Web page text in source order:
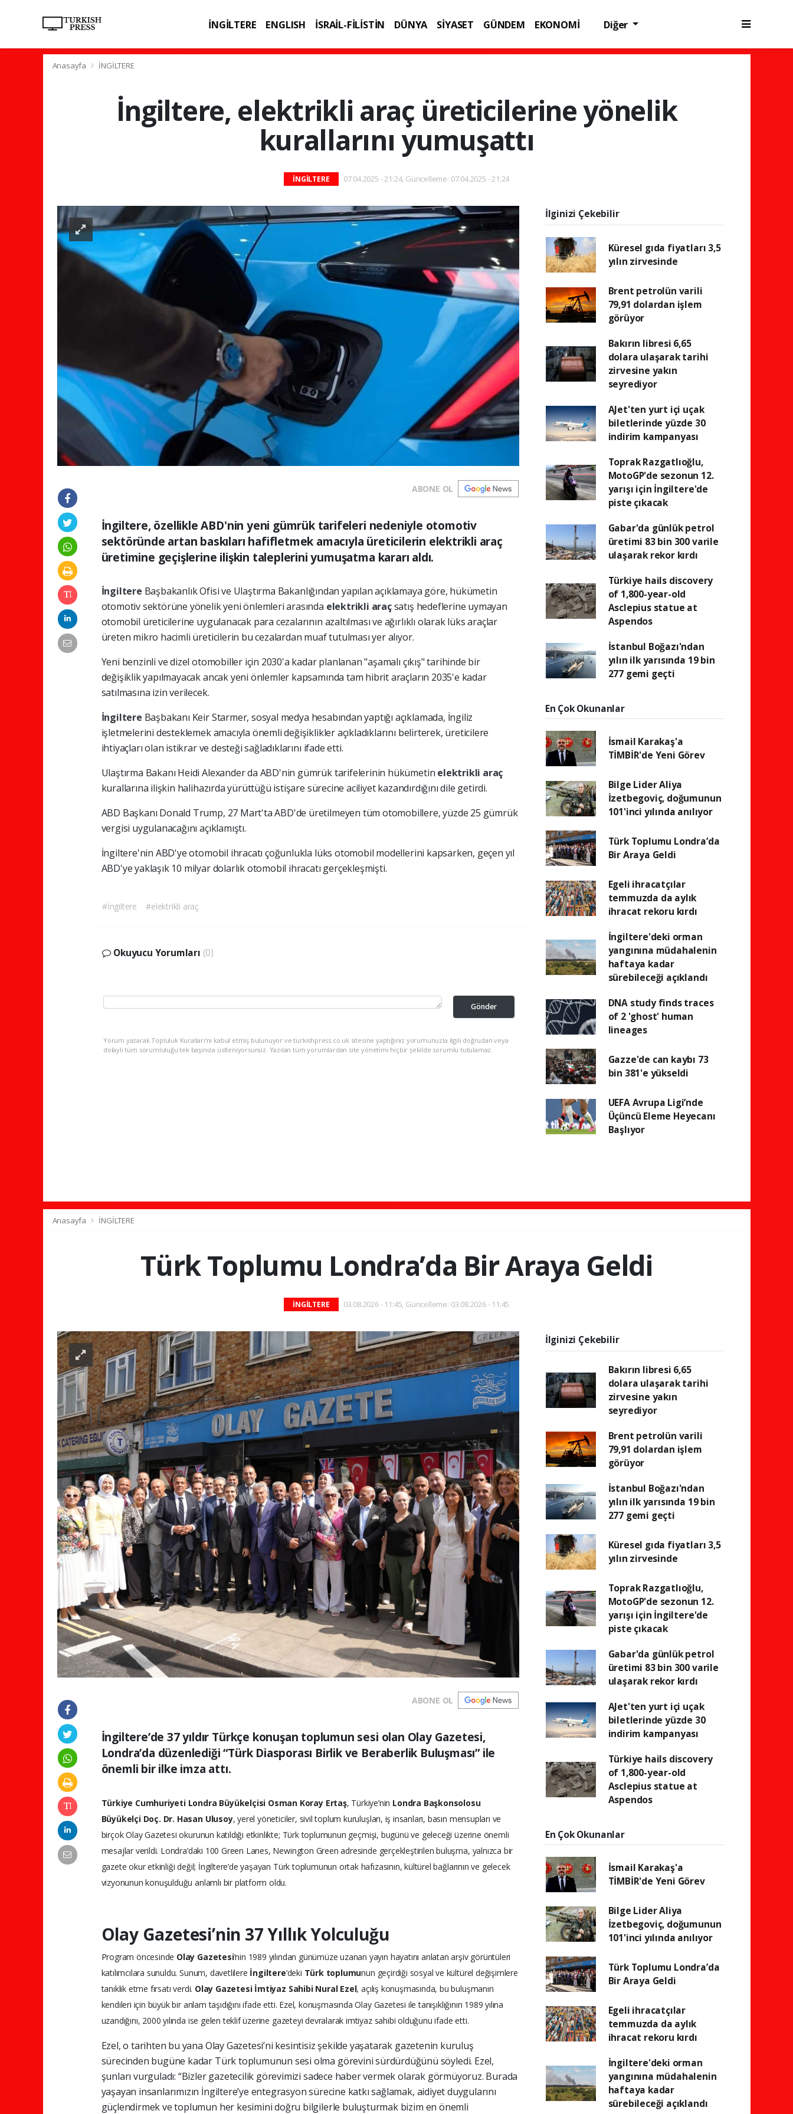
İNGİLTERE ENGLISH İSRAİL-FİLİSTİN DÜNYA SİYASET GÜNDEM
EKONOMİ
Diğer
Anasayfa İNGİLTERE
İngiltere, elektrikli araç üreticilerine yönelik
kurallarını yumuşattı
İNGİLTERE 07.04.2025 - 21:24, Güncelleme: 07.04.2025 - 21:24
ABONE OL
İngiltere, özellikle ABD'nin yeni gümrük tarifeleri nedeniyle otomotiv
sektöründe artan baskıları hafifletmek amacıyla üreticilerin elektrikli araç
üretimine geçişlerine ilişkin taleplerini yumuşatma kararı aldı.
İngiltere Başbakanlık Ofisi ve Ulaştırma Bakanlığından yapılan açıklamaya göre, hükümetin
otomotiv sektörüne yönelik yeni önlemleri arasında elektrikli araçsatış hedeflerine uymayan
otomobil üreticilerine uygulanacak para cezalarının azaltılması ve ağırlıklı olarak lüks araçlar
üreten mikro hacimli üreticilerin bu cezalardan muaf tutulması yer alıyor.
Yeni benzinli ve dizel otomobiller için 2030'a kadar planlanan "aşamalı çıkış" tarihinde bir
değişiklik yapılmayacak ancak yeni önlemler kapsamında tam hibrit araçların 2035'e kadar
satılmasına izin verilecek.
İngiltere Başbakanı Keir Starmer, sosyal medya hesabından yaptığı açıklamada, İngiliz
işletmelerini desteklemek amacıyla önemli değişiklikler açıkladıklarını belirterek, üreticilere
ihtiyaçları olan istikrar ve desteği sağladıklarını ifade etti.
Ulaştırma Bakanı Heidi Alexander da ABD'nin gümrük tarifelerinin hükümetin elektrikli araç
kurallarına ilişkin halihazırda yürüttüğü istişare sürecine aciliyet kazandırdığını dile getirdi.
ABD Başkanı Donald Trump, 27 Mart'ta ABD'de üretilmeyen tüm otomobillere, yüzde 25 gümrük
vergisi uygulanacağını açıklamıştı.
İngiltere'nin ABD'ye otomobil ihracatı çoğunlukla lüks otomobil modellerini kapsarken, geçen yıl
ABD'ye yaklaşık 10 milyar dolarlık otomobil ihracatı gerçekleşmişti.
#İngiltere #elektrikli araç
Okuyucu Yorumları (0)
Gönder
Yorum yazarak Topluluk Kuralları’nı kabul etmiş bulunuyor ve turkishpress.co.uk sitesine yaptığınız yorumunuzla ilgili doğrudan veya
dolaylı tüm sorumluluğu tek başınıza üstleniyorsunuz. Yazılan tüm yorumlardan site yönetimi hiçbir şekilde sorumlu tutulamaz.
İlginizi Çekebilir
Küresel gıda fiyatları 3,5
yılın zirvesinde
Brent petrolün varili
79,91 dolardan işlem
görüyor
Bakırın libresi 6,65
dolara ulaşarak tarihi
zirvesine yakın
seyrediyor
AJet'ten yurt içi uçak
biletlerinde yüzde 30
indirim kampanyası
Toprak Razgatlıoğlu,
MotoGP'de sezonun 12.
yarışı için İngiltere'de
piste çıkacak
Gabar'da günlük petrol
üretimi 83 bin 300 varile
ulaşarak rekor kırdı
Türkiye hails discovery
of 1,800-year-old
Asclepius statue at
Aspendos
İstanbul Boğazı'ndan
yılın ilk yarısında 19 bin
277 gemi geçti
En Çok Okunanlar
İsmail Karakaş'a
TİMBİR'de Yeni Görev
Bilge Lider Aliya
İzetbegoviç, doğumunun
101'inci yılında anılıyor
Türk Toplumu Londra’da
Bir Araya Geldi
Egeli ihracatçılar
temmuzda da aylık
ihracat rekoru kırdı
İngiltere'deki orman
yangınına müdahalenin
haftaya kadar
sürebileceği açıklandı
DNA study finds traces
of 2 'ghost' human
lineages
Gazze'de can kaybı 73
bin 381'e yükseldi
UEFA Avrupa Ligi’nde
Üçüncü Eleme Heyecanı
Başlıyor
Anasayfa İNGİLTERE
Türk Toplumu Londra’da Bir Araya Geldi
İNGİLTERE 03.08.2026 - 11:45, Güncelleme: 03.08.2026 - 11:45
ABONE OL
İngiltere’de 37 yıldır Türkçe konuşan toplumun sesi olan Olay Gazetesi,
Londra’da düzenlediği “Türk Diasporası Birlik ve Beraberlik Buluşması” ile
önemli bir ilke imza attı.
Türkiye Cumhuriyeti Londra Büyükelçisi Osman Koray Ertaş, Türkiye’nin Londra Başkonsolosu
Büyükelçi Doç. Dr. Hasan Ulusoy, yerel yöneticiler, sivil toplum kuruluşları, iş insanları, basın mensupları ve
birçok Olay Gazetesi okurunun katıldığı etkinlikte; Türk toplumunun geçmişi, bugünü ve geleceği üzerine önemli
mesajlar verildi. Londra’daki 100 Green Lanes, Newington Green adresinde gerçekleştirilen buluşma, yalnızca bir
gazete okur etkinliği değil; İngiltere’de yaşayan Türk toplumunun ortak hafızasının, kültürel bağlarının ve gelecek
vizyonunun konuşulduğu anlamlı bir platform oldu.
Olay Gazetesi’nin 37 Yıllık Yolculuğu
Program öncesinde Olay Gazetesi’nin 1989 yılından günümüze uzanan yayın hayatını anlatan arşiv görüntüleri
katılımcılara sunuldu. Sunum, davetlilere İngiltere’deki Türk toplumunun geçirdiği sosyal ve kültürel değişimlere
tanıklık etme fırsatı verdi. Olay Gazetesi İmtiyaz Sahibi Nural Ezel, açılış konuşmasında, bu buluşmanın
kendileri için büyük bir anlam taşıdığını ifade etti. Ezel, konuşmasında Olay Gazetesi ile tanışıklığının 1989 yılına
uzandığını, 2000 yılında ise gelen teklif üzerine gazeteyi devralarak imtiyaz sahibi olduğunu ifade etti.
Ezel, o tarihten bu yana Olay Gazetesi’ni kesintisiz şekilde yaşatarak gazetenin kuruluş
sürecinden bugüne kadar Türk toplumunun sesi olma görevini sürdürdüğünü söyledi. Ezel,
şunları vurguladı: “Bizler gazetecilik görevimizi sadece haber vermek olarak görmüyoruz. Burada
yaşayan insanlarımızın İngiltere’ye entegrasyon sürecine katkı sağlamak, aidiyet duygularını
güçlendirmek ve toplumun her kesimini doğru bilgilerle buluşturmak bizim en önemli
İlginizi Çekebilir
Bakırın libresi 6,65
dolara ulaşarak tarihi
zirvesine yakın
seyrediyor
Brent petrolün varili
79,91 dolardan işlem
görüyor
İstanbul Boğazı'ndan
yılın ilk yarısında 19 bin
277 gemi geçti
Küresel gıda fiyatları 3,5
yılın zirvesinde
Toprak Razgatlıoğlu,
MotoGP'de sezonun 12.
yarışı için İngiltere'de
piste çıkacak
Gabar'da günlük petrol
üretimi 83 bin 300 varile
ulaşarak rekor kırdı
AJet'ten yurt içi uçak
biletlerinde yüzde 30
indirim kampanyası
Türkiye hails discovery
of 1,800-year-old
Asclepius statue at
Aspendos
En Çok Okunanlar
İsmail Karakaş'a
TİMBİR'de Yeni Görev
Bilge Lider Aliya
İzetbegoviç, doğumunun
101'inci yılında anılıyor
Türk Toplumu Londra’da
Bir Araya Geldi
Egeli ihracatçılar
temmuzda da aylık
ihracat rekoru kırdı
İngiltere'deki orman
yangınına müdahalenin
haftaya kadar
sürebileceği açıklandı